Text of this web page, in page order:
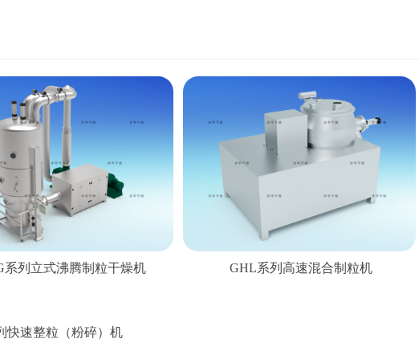
系列立式沸腾制粒干燥机 GHL系列高速混合制粒机
快速整粒（粉碎）机